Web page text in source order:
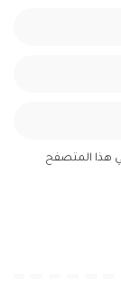
هذا المتصفح